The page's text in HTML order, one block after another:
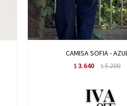
CAMISA SOFIA - AZUL
$ 3.640 $5.200